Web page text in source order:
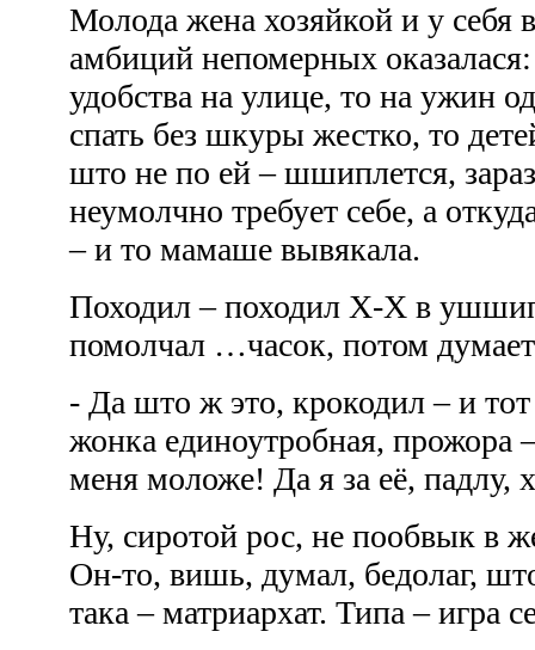
Молода жена хозяйкой и у себя
амбиций непомерных
удобства на улице, то на ужин
спать без шкуры жестко, то
што не по ей – шшиплется,
неумолчно требует себе, а
– и то мамаше вывякала.
Походил – походил Х-Х в
помолчал …часок, потом
- Да што ж это, крокодил – и тот
жонка единоутробная, прожора
меня моложе! Да я за её, падлу,
Ну, сиротой рос, не пообвык в
Он-то, вишь, думал, бедолаг,
така – матриархат. Типа – игра